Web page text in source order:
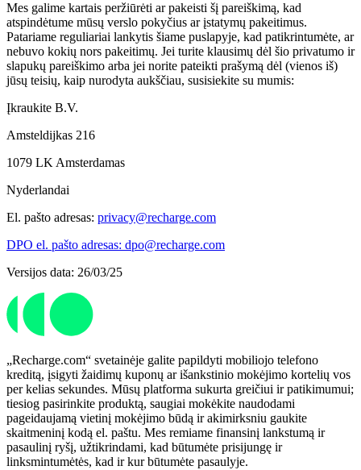
Mes galime kartais peržiūrėti ar pakeisti šį pareiškimą, kad
atspindėtume mūsų verslo pokyčius ar įstatymų pakeitimus.
Patariame reguliariai lankytis šiame puslapyje, kad patikrintumėte, ar
nebuvo kokių nors pakeitimų. Jei turite klausimų dėl šio privatumo ir
slapukų pareiškimo arba jei norite pateikti prašymą dėl (vienos iš)
jūsų teisių, kaip nurodyta aukščiau, susisiekite su mumis:
Įkraukite B.V.
Amsteldijkas 216
1079 LK Amsterdamas
Nyderlandai
El. pašto adresas: privacy@recharge.com
DPO el. pašto adresas: dpo@recharge.com
Versijos data: 26/03/25
„Recharge.com“ svetainėje galite papildyti mobiliojo telefono
kreditą, įsigyti žaidimų kuponų ar išankstinio mokėjimo kortelių vos
per kelias sekundes. Mūsų platforma sukurta greičiui ir patikimumui;
tiesiog pasirinkite produktą, saugiai mokėkite naudodami
pageidaujamą vietinį mokėjimo būdą ir akimirksniu gaukite
skaitmeninį kodą el. paštu. Mes remiame finansinį lankstumą ir
pasaulinį ryšį, užtikrindami, kad būtumėte prisijungę ir
linksmintumėtės, kad ir kur būtumėte pasaulyje.